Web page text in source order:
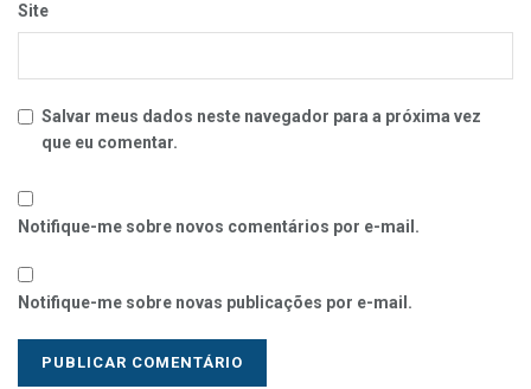
Site
Salvar meus dados neste navegador para a próxima vez
que eu comentar.
Notifique-me sobre novos comentários por e-mail.
Notifique-me sobre novas publicações por e-mail.